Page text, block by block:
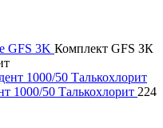
GFS 3K Комплект GFS ЗК
1000/50 Талькохлорит 224